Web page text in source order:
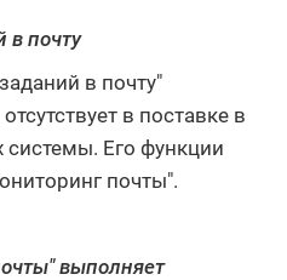
в почту
в почту"
в поставке в
системы. Его функции
почты".
выполняет